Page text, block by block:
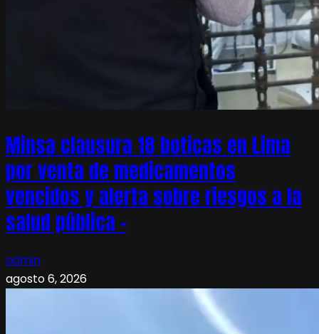
Minsa clausura 18 boticas en Lima
por venta de medicamentos
vencidos y alerta sobre riesgos a la
salud pública –
admin
agosto 6, 2026